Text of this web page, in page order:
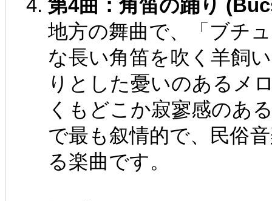
第4曲：角笛の踊り
地方の舞曲で、「ブチ
な長い角笛を吹く羊飼
りとした憂いのあるメ
くもどこか寂寥感のあ
で最も叙情的で、民俗
る楽曲です。